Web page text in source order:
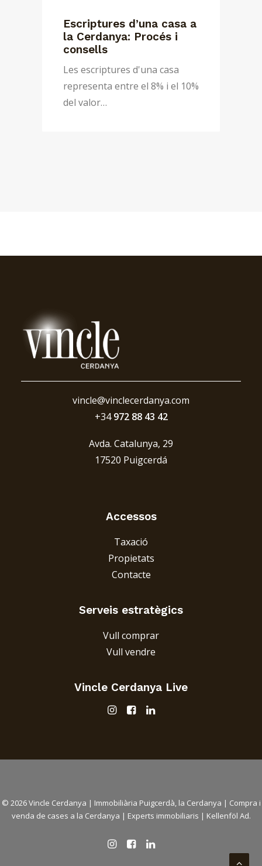
Escriptures d’una casa a
la Cerdanya: Procés i
consells
Les escriptures d'una casa
representa entre el 8% i el 10%
del valor…
vincle@vinclecerdanya.com
+34972 88 43 42
Avda. Catalunya, 29
17520 Puigcerdá
Accessos
Taxació
Propietats
Contacte
Serveis estratègics
Vull comprar
Vull vendre
Vincle Cerdanya Live
© 2026 Vincle Cerdanya | Immobiliària Puigcerdà, la Cerdanya | Compra i
venda de cases a la Cerdanya | Experts immobiliaris | Kellenföl Ad.